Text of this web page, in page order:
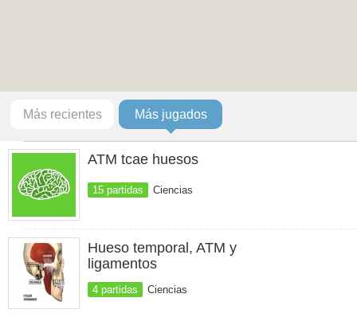
Más recientes Más jugados
ATM tcae huesos
15 partidas Ciencias
Hueso temporal, ATM y
ligamentos
4 partidas Ciencias